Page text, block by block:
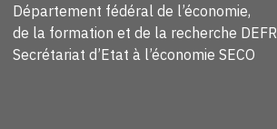
Département fédéral de l’économie,
de la formation et de la recherche DEFR
Secrétariat d’Etat à l’économie SECO